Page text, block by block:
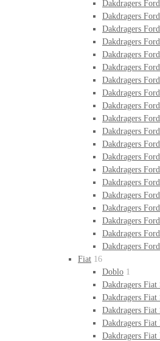
Dakdragers
Dakdragers
Dakdragers
Dakdragers
Dakdragers
Dakdragers
Dakdragers
Dakdragers
Dakdragers
Dakdragers
Dakdragers
Dakdragers
Dakdragers
Dakdragers
Dakdragers
Dakdragers
Dakdragers
Dakdragers
Dakdragers
Dakdragers
Fiat 16
Doblo 1
Dakdragers
Dakdragers Fiat
Dakdragers Fiat
Dakdragers Fiat
Dakdragers Fiat